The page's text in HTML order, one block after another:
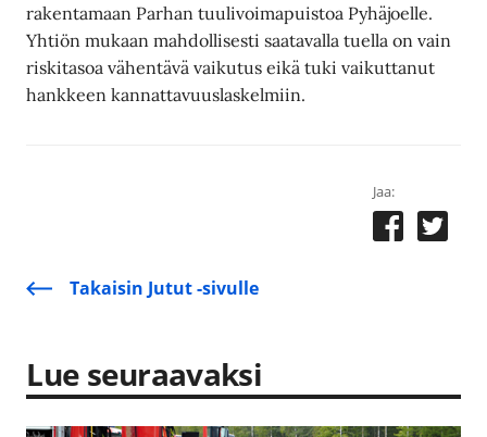
rakentamaan Parhan tuulivoimapuistoa Pyhäjoelle.
Yhtiön mukaan mahdollisesti saatavalla tuella on vain
riskitasoa vähentävä vaikutus eikä tuki vaikuttanut
hankkeen kannattavuuslaskelmiin.
Jaa:
Takaisin Jutut -sivulle
Lue seuraavaksi